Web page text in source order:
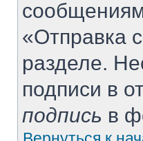
«Отправка
разделе.
подписи в
подпись в